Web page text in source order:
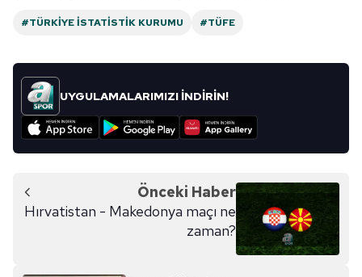
#TÜRKIYE İSTATISTIK KURUMU #TÜFE
UYGULAMALARIMIZI İNDİRİN!
Önceki Haber
Hırvatistan - Makedonya maçı ne
zaman?